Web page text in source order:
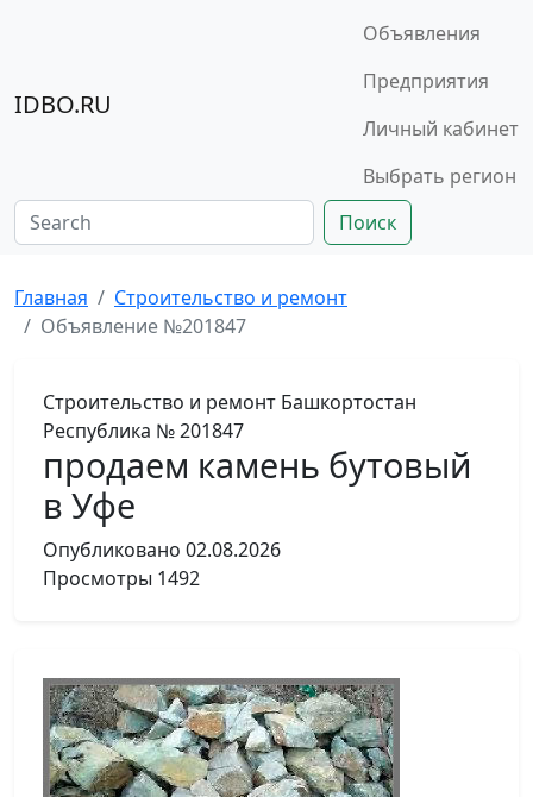
IDBO.RU
Объявления
Предприятия
Личный кабинет
Выбрать регион
Поиск
Главная
Строительство и ремонт
Объявление №201847
Строительство и ремонт Башкортостан
Республика № 201847
продаем камень бутовый
в Уфе
Опубликовано 02.08.2026
Просмотры 1492